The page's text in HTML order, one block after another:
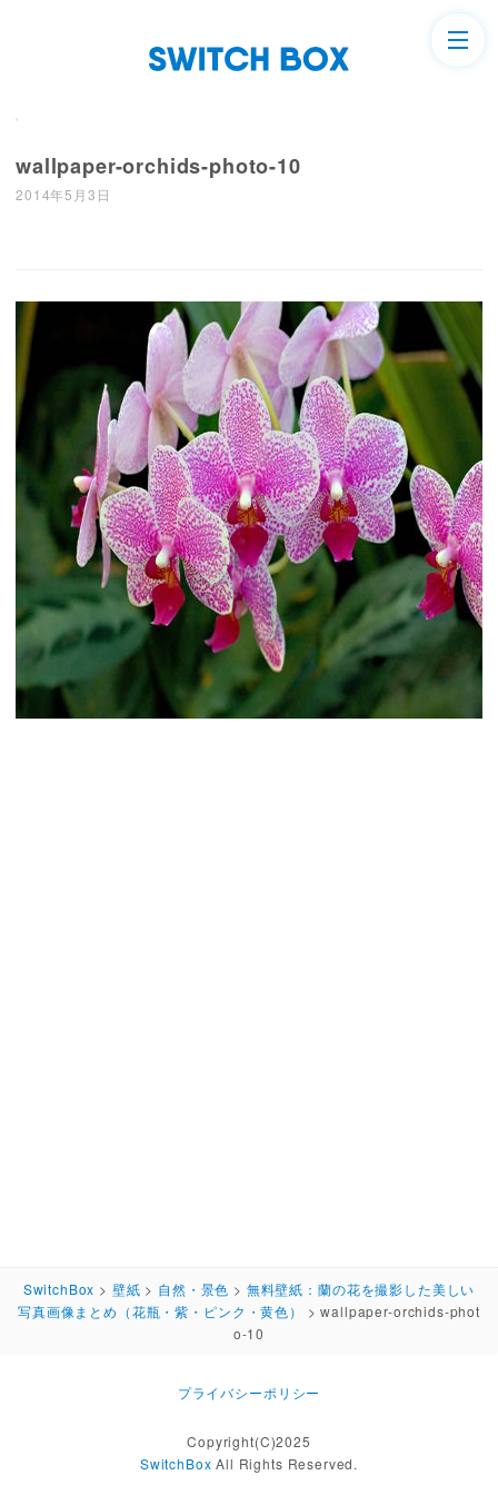
wallpaper-orchids-photo-10
2014年5月3日
SwitchBox > 壁紙 > 自然・景色 > 無料壁紙：蘭の花を撮影した美しい
写真画像まとめ（花瓶・紫・ピンク・黄色）
>wallpaper-orchids-phot
o-10
プライバシーポリシー
Copyright(C)2025
SwitchBox All Rights Reserved.